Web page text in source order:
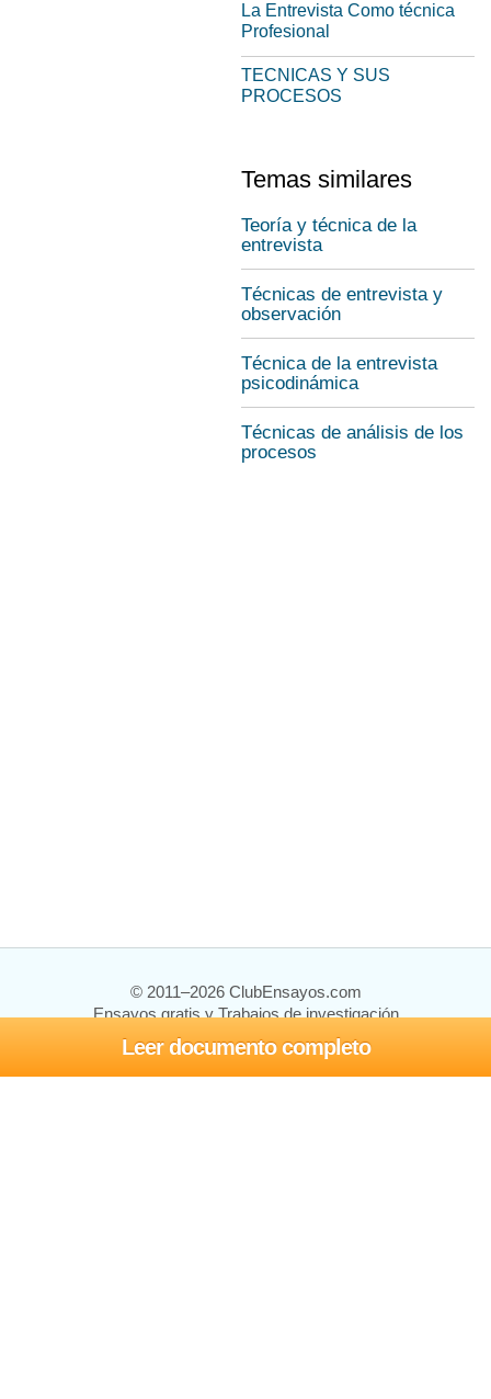
Leer documento completo
La Entrevista Como técnica
Profesional
TECNICAS Y SUS
PROCESOS
Temas similares
Teoría y técnica de la
entrevista
Técnicas de entrevista y
observación
Técnica de la entrevista
psicodinámica
Técnicas de análisis de los
procesos
© 2011–2026 ClubEnsayos.com
Ensayos gratis y Trabajos de investigación